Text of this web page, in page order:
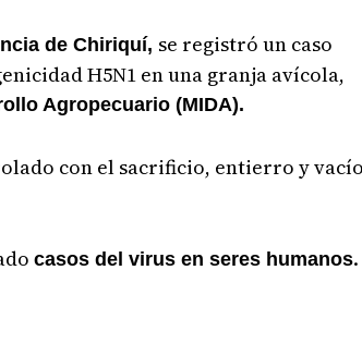
de Chiriquí, se registró un caso
H5N1 en una granja avícola,
Agropecuario (MIDA).
con el sacrificio, entierro y vacío
casos del virus en seres humanos.